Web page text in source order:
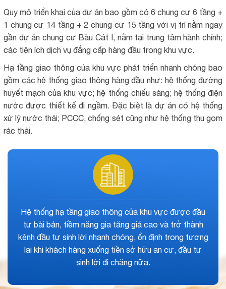
Quy mô triển khai của dự án bao gồm có 6 chung cư 6 tầng +
1 chung cư 14 tầng + 2 chung cư 15 tầng với vị trí nằm ngay
gần dự án chung cư Bàu Cát I, nằm tại trung tâm hành chính;
các tiện ích dịch vụ đẳng cấp hàng đầu trong khu vực.
Hạ tầng giao thông của khu vực phát triển nhanh chóng bao
gồm các hệ thống giao thông hàng đầu như: hệ thống đường
huyết mạch của khu vực; hệ thống chiếu sáng; hệ thống điện
nước được thiết kế đi ngầm. Đặc biệt là dự án có hệ thống
xử lý nước thải; PCCC, chống sét cũng như hệ thống thu gom
rác thải.
Chủ đầu tư của dự án là một tên tuổi khá nổi tiếng
trên thị trường, được khách hàng và nhà đầu tư đánh
giá cao là về mọi sản phẩm mà dự án trước đó tạo
đã hình thành, cung cấp nơi an cư cho mọi người.